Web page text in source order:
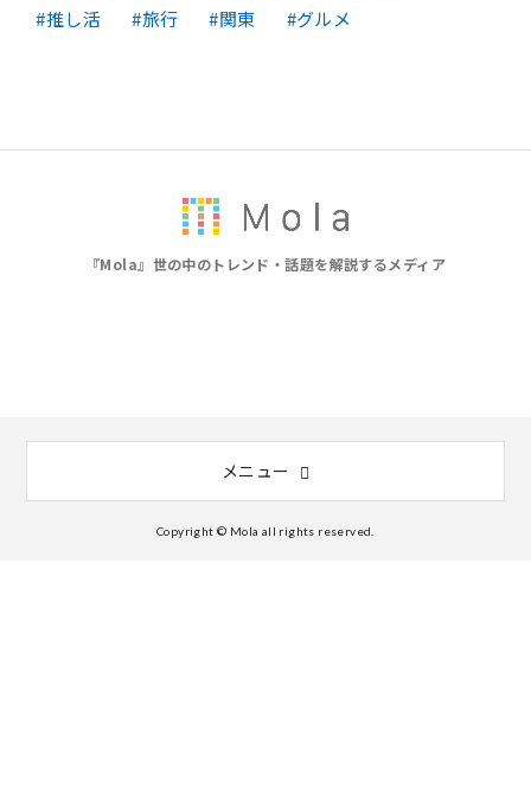
推し活
旅行 関東 グルメ
『Mola』世の中のトレンド・話題を解説するメディア
メニュー
Copyright © Mola all rights reserved.